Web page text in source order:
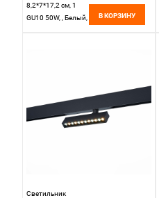
8,2*7*17,2 см, 1
GU10 50W, , Белый,
В КОРЗИНУ
Светильник